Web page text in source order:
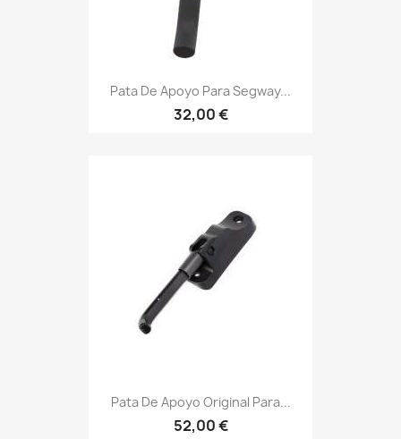
Pata De Apoyo Para Segway...
32,00 €
Pata De Apoyo Original Para...
52,00 €